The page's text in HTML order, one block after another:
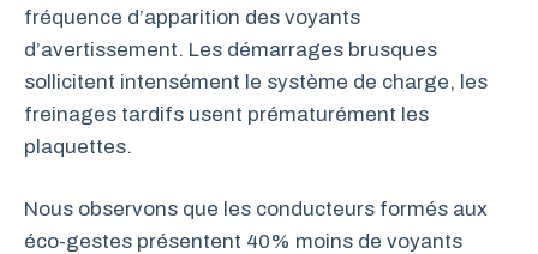
fréquence d’apparition des voyants
d’avertissement. Les démarrages brusques
sollicitent intensément le système de charge, les
freinages tardifs usent prématurément les
plaquettes.
Nous observons que les conducteurs formés aux
éco-gestes présentent 40% moins de voyants